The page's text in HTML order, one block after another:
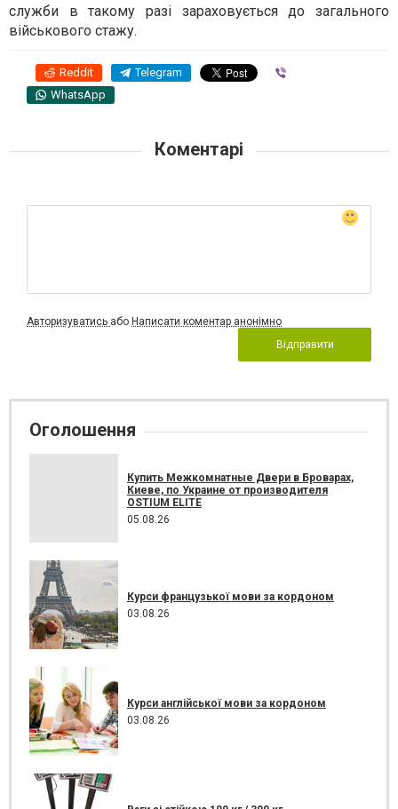
служби в такому разі зараховується до загального
військового стажу.
Reddit Telegram
WhatsApp
Коментарі
Авторизуватись або Написати коментар анонімно
Відправити
Оголошення
Купить Межкомнатные Двери в Броварах,
Киеве, по Украине от производителя
OSTIUM ELITE
05.08.26
Курси французької мови за кордоном
03.08.26
Курси англійської мови за кордоном
03.08.26